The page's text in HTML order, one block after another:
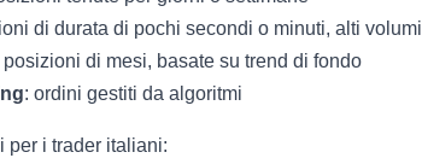
di durata di pochi secondi o minuti, alti volumi
posizioni di mesi, basate su trend di fondo
: ordini gestiti da algoritmi
per i trader italiani: